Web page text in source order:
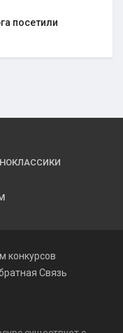
посетили
конкурсов
Связь